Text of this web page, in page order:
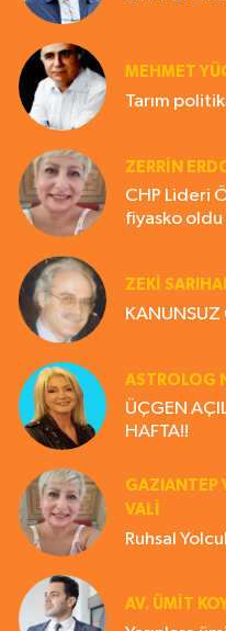
MEHMET
Tarım
ZERRIN
CHP Lideri
fiyasko oldu
ZEKI
KANUNSUZ
ASTROLOG
ÜÇGEN
HAFTA!!
GAZIANTEP
VALİ
Ruhsal
AV. ÜMIT